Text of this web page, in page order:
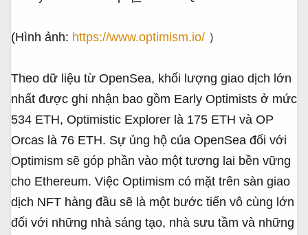
(Hình ảnh: https://www.optimism.io/ ）
Theo dữ liệu từ OpenSea, khối lượng giao dịch lớn
nhất được ghi nhận bao gồm Early Optimists ở mức
534 ETH, Optimistic Explorer là 175 ETH và OP
Orcas là 76 ETH. Sự ủng hộ của OpenSea đối với
Optimism sẽ góp phần vào một tương lai bền vững
cho Ethereum. Việc Optimism có mặt trên sàn giao
dịch NFT hàng đầu sẽ là một bước tiến vô cùng lớn
đối với những nhà sáng tạo, nhà sưu tầm và những